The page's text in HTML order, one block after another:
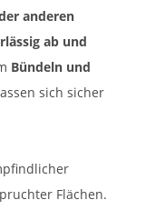
anderen
ab und
Bündeln und
sich sicher
Flächen.